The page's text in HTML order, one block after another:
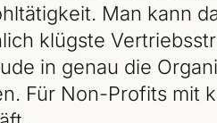
Man kann
klügste
in genau die
Für Non-Profits mit